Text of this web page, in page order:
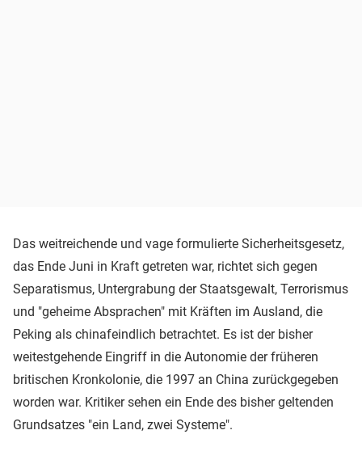
Das weitreichende und vage formulierte Sicherheitsgesetz,
das Ende Juni in Kraft getreten war, richtet sich gegen
Separatismus, Untergrabung der Staatsgewalt, Terrorismus
und "geheime Absprachen" mit Kräften im Ausland, die
Peking als chinafeindlich betrachtet. Es ist der bisher
weitestgehende Eingriff in die Autonomie der früheren
britischen Kronkolonie, die 1997 an China zurückgegeben
worden war. Kritiker sehen ein Ende des bisher geltenden
Grundsatzes "ein Land, zwei Systeme".